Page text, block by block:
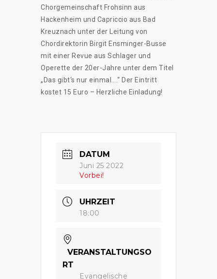
Chorgemeinschaft Frohsinn aus
Hackenheim und Capriccio aus Bad
Kreuznach unter der Leitung von
Chordirektorin Birgit Ensminger-Busse
mit einer Revue aus Schlager und
Operette der 20er-Jahre unter dem Titel
„Das gibt‘s nur einmal….“ Der Eintritt
kostet 15 Euro – Herzliche Einladung!
DATUM
Juni 25 2022
Vorbei!
UHRZEIT
18:00
VERANSTALTUNGSO
RT
Evangelische